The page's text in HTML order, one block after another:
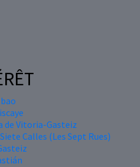
de Vitoria-Gasteiz
Calles (Les Sept Rues)